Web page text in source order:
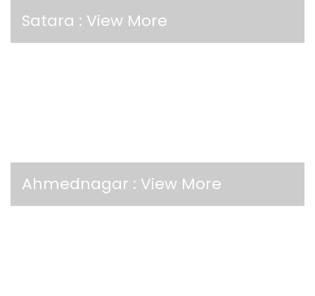
Satara : View More
Ahmednagar : View More